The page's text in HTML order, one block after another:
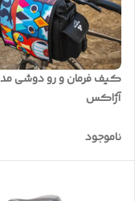
کیف فرمان و رو دوشی
آژاکس
ناموجود